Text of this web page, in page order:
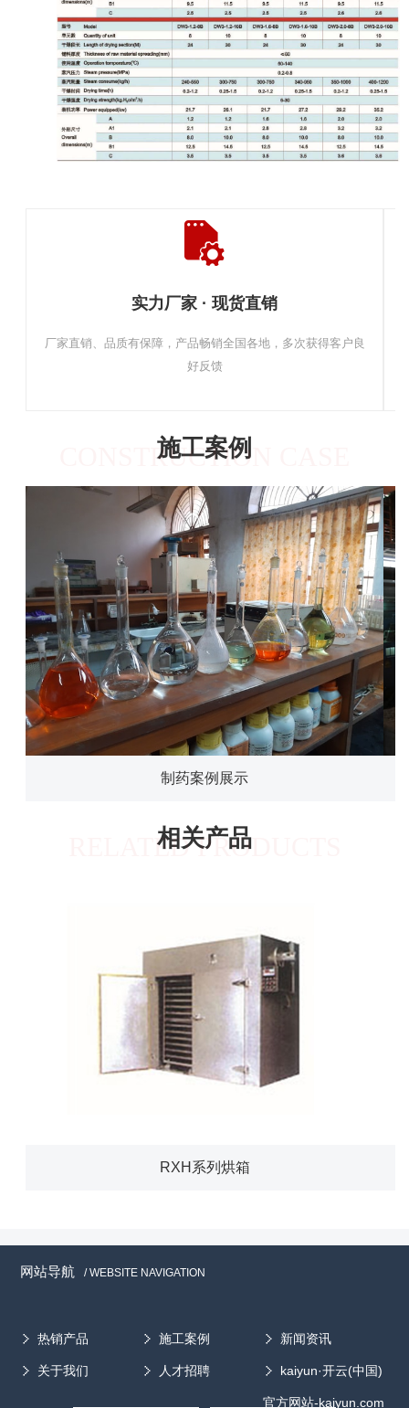
实力厂家 · 现货直销
厂家直销、品质有保障，产品畅销全国各地，多次获得客户良
好反馈
施工案例
CONSTRUCTION CASE
制药案例展示
相关产品
RELATED PRODUCTS
RXH系列烘箱
网站导航 / WEBSITE NAVIGATION
热销产品 施工案例 新闻资讯
关于我们 人才招聘 kaiyun·开云(中国)
官方网站-kaiyun.com